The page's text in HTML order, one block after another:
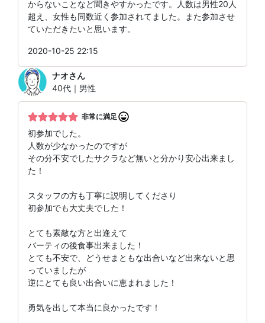
からないことなど聞きやすかったです。人数は男性20人
超え、女性も同数近く参加されてました。また参加させ
ていただきたいと思います。
2020-10-25 22:15
ナオさん
40代｜男性
非常に満足
初参加でした。
人数が少なかったのですが
その分不安でしたサクラなど無いと分かり安心出来まし
た！
スタッフの方も丁寧に説明してくださり
初参加でも大丈夫でした！
とても素敵な方と出逢えて
バーティの後食事出来ました！
とても不安で、どうせまともな出合いなど出来ないと思
っていましたが
逆にとても良い出合いに恵まれました！
勇気を出して本当に良かったです！